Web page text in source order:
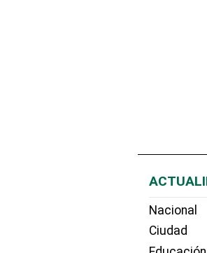
Nacional
Ciudad